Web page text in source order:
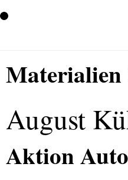
Materialien
August
Aktion